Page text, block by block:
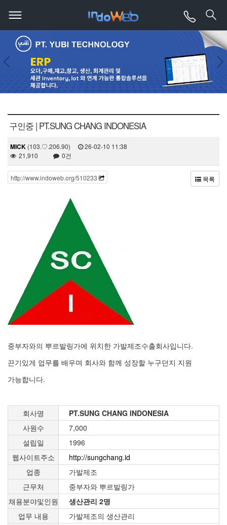
구인중 | PT.SUNG CHANG INDONESIA
MICK (103.♡.206.90)
26-02-10 11:38
21,910
0건
http://www.indoweb.org/510233 목록
중부자와의 뿌르발링가에 위치한 가발제조수출회사입니다.
끈기있게 업무를 배우며 회사와 함께 성장할 누구던지 지원
가능합니다.
회사명
PT.SUNG CHANG INDONESIA
사원수
7,000
설립일
1996
웹사이트주소
http://sungchang.id
업종
가발제조
근무처
중부자와 뿌르발링가
채용분야및인원
생산관리 2명
업무 내용
가발제조의 생산관리